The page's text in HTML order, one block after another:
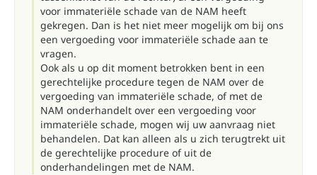
voor immateriële schade van de NAM heeft
gekregen. Dan is het niet meer mogelijk om bij ons
een vergoeding voor immateriële schade aan te
vragen.
Ook als u op dit moment betrokken bent in een
gerechtelijke procedure tegen de NAM over de
vergoeding van immateriële schade, of met de
NAM onderhandelt over een vergoeding voor
immateriële schade, mogen wij uw aanvraag niet
behandelen. Dat kan alleen als u zich terugtrekt uit
de gerechtelijke procedure of uit de
onderhandelingen met de NAM.